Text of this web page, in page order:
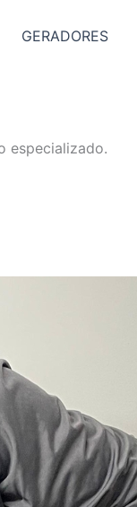
GERADORES
especializado.